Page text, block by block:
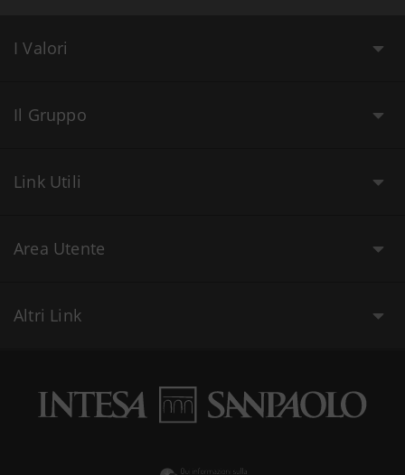
I Valori
Il Gruppo
Link Utili
Area Utente
Altri Link